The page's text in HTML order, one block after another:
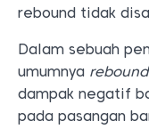
rebound tidak
Dalam sebuah
umumnya
dampak negatif
pada pasangan